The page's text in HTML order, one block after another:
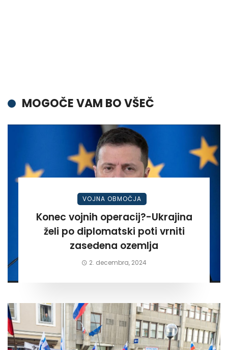
MOGOČE VAM BO VŠEČ
VOJNA OBMOČJA
Konec vojnih operacij?-Ukrajina
želi po diplomatski poti vrniti
zasedena ozemlja
2. decembra, 2024